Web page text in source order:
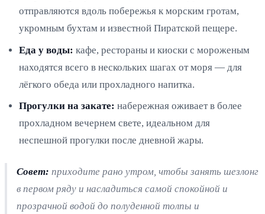
отправляются вдоль побережья к морским гротам,
укромным бухтам и известной Пиратской пещере.
Еда у воды: кафе, рестораны и киоски с мороженым
находятся всего в нескольких шагах от моря — для
лёгкого обеда или прохладного напитка.
Прогулки на закате: набережная оживает в более
прохладном вечернем свете, идеальном для
неспешной прогулки после дневной жары.
Совет: приходите рано утром, чтобы занять шезлонг
в первом ряду и насладиться самой спокойной и
прозрачной водой до полуденной толпы и